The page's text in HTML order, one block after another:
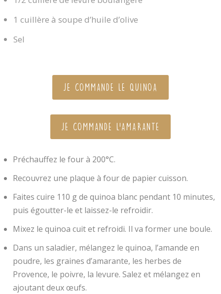
1 cuillère à soupe d’huile d’olive
Sel
JE COMMANDE LE QUINOA
JE COMMANDE L'AMARANTE
Préchauffez le four à 200°C.
Recouvrez une plaque à four de papier cuisson.
Faites cuire 110 g de quinoa blanc pendant 10 minutes,
puis égoutter-le et laissez-le refroidir.
Mixez le quinoa cuit et refroidi. Il va former une boule.
Dans un saladier, mélangez le quinoa, l’amande en
poudre, les graines d’amarante, les herbes de
Provence, le poivre, la levure. Salez et mélangez en
ajoutant deux œufs.